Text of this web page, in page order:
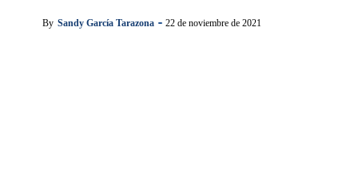
By Sandy García Tarazona 22 de noviembre de 2021